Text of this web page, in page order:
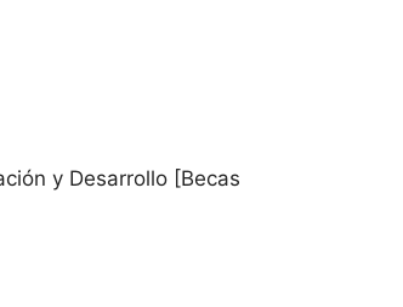
y Desarrollo [Becas